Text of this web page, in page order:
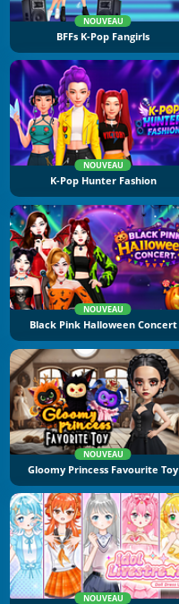
NOUVEAU
BFFs K-Pop Fangirls
NOUVEAU
K-Pop Hunter Fashion
NOUVEAU
Black Pink Halloween Concert
NOUVEAU
Gloomy Princess Favourite Toy
NOUVEAU